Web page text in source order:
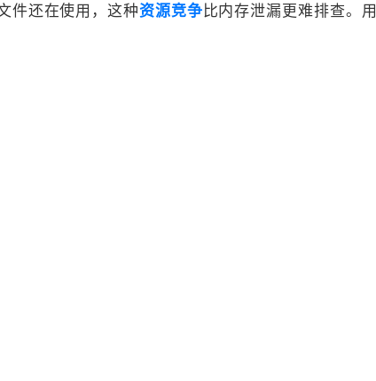
件还在使用，这种资源竞争 比内存泄漏更难排查。用